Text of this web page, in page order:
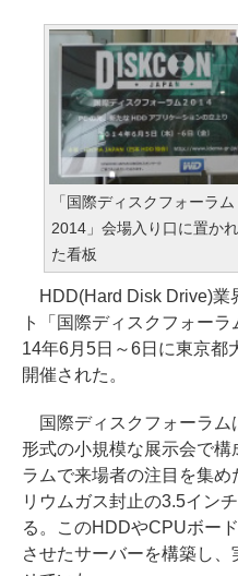
「国際ディスクフォーラム
2014」会場入り口に置かれ
た看板
HDD(Hard Disk Drive)業
ト「国際ディスクフォー
14年6月5日～6日に東京都
開催された。
国際ディスクフォーラム
形式の小規模な展示会で
ラムで来場者の注目を集
リウムガス封止の3.5イン
る。このHDDやCPUボー
させたサーバーを構築し